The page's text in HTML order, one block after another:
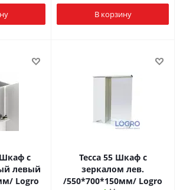
В корзину
с
Logro
Тесса 55 Шкаф с
зеркалом лев.
/550*700*150мм/ Logro